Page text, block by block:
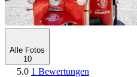
Alle Fotos
10
5.0 1 Bewertungen